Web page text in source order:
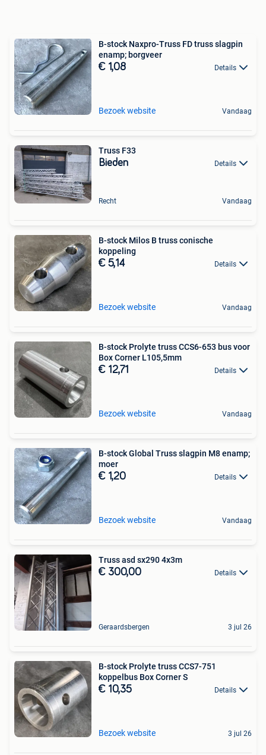
B-stock Naxpro-Truss FD truss slagpin
enamp; borgveer
€ 1,08 Details
Bezoek website Vandaag
Truss F33
Bieden Details
Recht Vandaag
B-stock Milos B truss conische
koppeling
€ 5,14 Details
Bezoek website Vandaag
B-stock Prolyte truss CCS6-653 bus voor
Box Corner L105,5mm
€ 12,71 Details
Bezoek website Vandaag
B-stock Global Truss slagpin M8 enamp;
moer
€ 1,20 Details
Bezoek website Vandaag
Truss asd sx290 4x3m
€ 300,00 Details
Geraardsbergen 3 jul 26
B-stock Prolyte truss CCS7-751
koppelbus Box Corner S
€ 10,35 Details
Bezoek website 3 jul 26